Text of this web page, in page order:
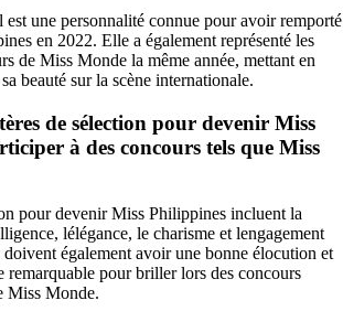
une personnalité connue pour avoir remporté
en 2022. Elle a également représenté les
de Miss Monde la même année, mettant en
beauté sur la scène internationale.
de sélection pour devenir Miss
à des concours tels que Miss
pour devenir Miss Philippines incluent la
lélégance, le charisme et lengagement
également avoir une bonne élocution et
remarquable pour briller lors des concours
Miss Monde.